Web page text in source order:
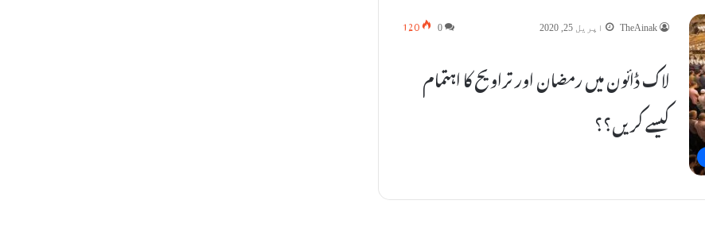
TheAinak اپریل 25, 2020 0
120
لاک ڈائون میں رمضان اور تراویح کا اہتمام
کیسے کریں؟؟